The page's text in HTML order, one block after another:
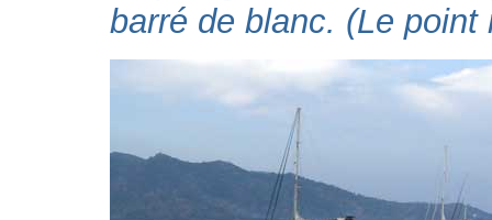
barré de blanc. (Le